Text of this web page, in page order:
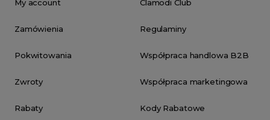
My account
Zamówienia
Pokwitowania
Zwroty
Rabaty
Clamodi Club
Regulaminy
Współpraca handlowa B2B
Współpraca marketingowa
Kody Rabatowe